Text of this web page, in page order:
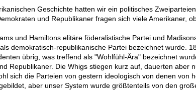
Geschichte hatten wir ein politisches
und Republikaner fragen sich viele Amerikaner,
und Hamiltons elitäre föderalistische Partei und
demokratisch-republikanische Partei bezeichnet wurde.
übrig, was treffend als "Wohlfühl-Ära" bezeichnet
Republikaner. Die Whigs stiegen kurz auf, dauerten aber
sich die Parteien von gestern ideologisch von denen von
aber unser System wurde größtenteils von den